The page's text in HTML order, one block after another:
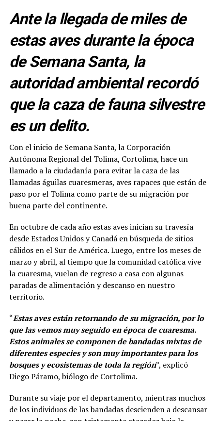
Ante la llegada de miles de
estas aves durante la época
de Semana Santa, la
autoridad ambiental recordó
que la caza de fauna silvestre
es un delito.
Con el inicio de Semana Santa, la Corporación
Autónoma Regional del Tolima, Cortolima, hace un
llamado a la ciudadanía para evitar la caza de las
llamadas águilas cuaresmeras, aves rapaces que están de
paso por el Tolima como parte de su migración por
buena parte del continente.
En octubre de cada año estas aves inician su travesía
desde Estados Unidos y Canadá en búsqueda de sitios
cálidos en el Sur de América. Luego, entre los meses de
marzo y abril, al tiempo que la comunidad católica vive
la cuaresma, vuelan de regreso a casa con algunas
paradas de alimentación y descanso en nuestro
territorio.
“Estas aves están retornando de su migración, por lo
que las vemos muy seguido en época de cuaresma.
Estos animales se componen de bandadas mixtas de
diferentes especies y son muy importantes para los
bosques y ecosistemas de toda la región”, explicó
Diego Páramo, biólogo de Cortolima.
Durante su viaje por el departamento, mientras muchos
de los individuos de las bandadas descienden a descansar